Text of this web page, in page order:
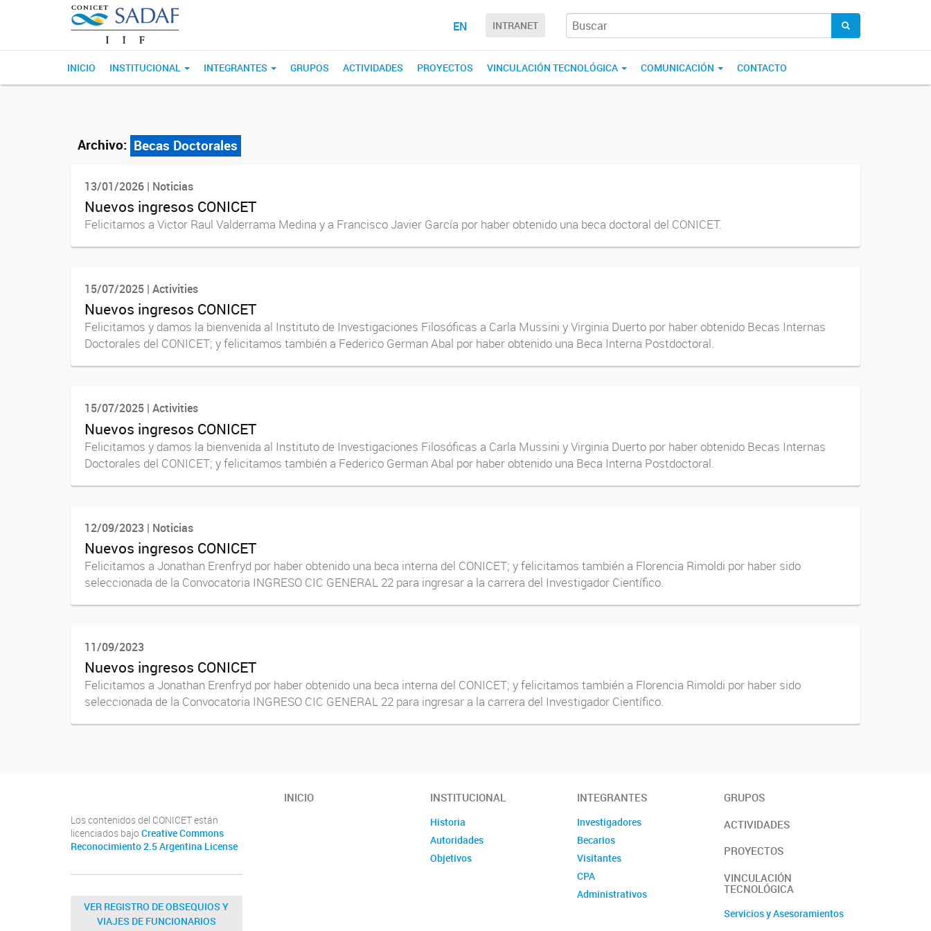
EN INTRANET
INICIO INSTITUCIONAL INTEGRANTES GRUPOS ACTIVIDADES PROYECTOS VINCULACIÓN TECNOLÓGICA COMUNICACIÓN CONTACTO
Archivo: Becas Doctorales
13/01/2026 | Noticias
Nuevos ingresos CONICET
Felicitamos a Victor Raul Valderrama Medina y a Francisco Javier García por haber obtenido una beca doctoral del CONICET.
15/07/2025 | Activities
Nuevos ingresos CONICET
Felicitamos y damos la bienvenida al Instituto de Investigaciones Filosóficas a Carla Mussini y Virginia Duerto por haber obtenido Becas Internas
Doctorales del CONICET; y felicitamos también a Federico German Abal por haber obtenido una Beca Interna Postdoctoral.
15/07/2025 | Activities
Nuevos ingresos CONICET
Felicitamos y damos la bienvenida al Instituto de Investigaciones Filosóficas a Carla Mussini y Virginia Duerto por haber obtenido Becas Internas
Doctorales del CONICET; y felicitamos también a Federico German Abal por haber obtenido una Beca Interna Postdoctoral.
12/09/2023 | Noticias
Nuevos ingresos CONICET
Felicitamos a Jonathan Erenfryd por haber obtenido una beca interna del CONICET; y felicitamos también a Florencia Rimoldi por haber sido
seleccionada de la Convocatoria INGRESO CIC GENERAL 22 para ingresar a la carrera del Investigador Científico.
11/09/2023
Nuevos ingresos CONICET
Felicitamos a Jonathan Erenfryd por haber obtenido una beca interna del CONICET; y felicitamos también a Florencia Rimoldi por haber sido
seleccionada de la Convocatoria INGRESO CIC GENERAL 22 para ingresar a la carrera del Investigador Científico.
Los contenidos del CONICET están
licenciados bajo Creative Commons
Reconocimiento 2.5 Argentina License
VER REGISTRO DE OBSEQUIOS Y
VIAJES DE FUNCIONARIOS
INICIO INSTITUCIONAL
Historia
Autoridades
Objetivos
INTEGRANTES
Investigadores
Becarios
Visitantes
CPA
Administrativos
GRUPOS
ACTIVIDADES
PROYECTOS
VINCULACIÓN
TECNOLÓGICA
Servicios y Asesoramientos